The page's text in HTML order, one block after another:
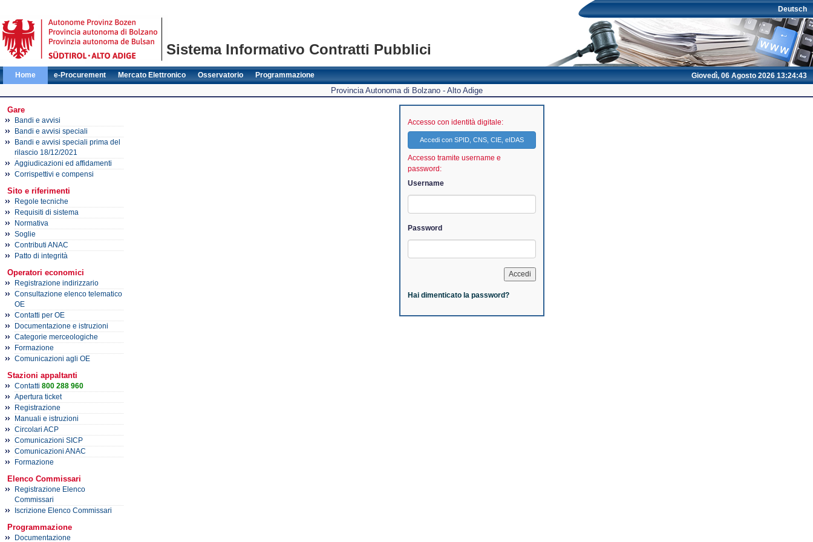
Sistema Informativo Contratti Pubblici
Deutsch
Giovedì, 06 Agosto 2026 13:24:44
Home e-Procurement Mercato Elettronico Osservatorio Programmazione
Provincia Autonoma di Bolzano - Alto Adige
Gare
Bandi e avvisi
Bandi e avvisi speciali
Bandi e avvisi speciali prima del
rilascio 18/12/2021
Aggiudicazioni ed affidamenti
Corrispettivi e compensi
Sito e riferimenti
Regole tecniche
Requisiti di sistema
Normativa
Soglie
Contributi ANAC
Patto di integrità
Operatori economici
Registrazione indirizzario
Consultazione elenco telematico
OE
Contatti per OE
Documentazione e istruzioni
Categorie merceologiche
Formazione
Comunicazioni agli OE
Stazioni appaltanti
Contatti 800 288 960
Apertura ticket
Registrazione
Manuali e istruzioni
Circolari ACP
Comunicazioni SICP
Comunicazioni ANAC
Formazione
Elenco Commissari
Registrazione Elenco
Commissari
Iscrizione Elenco Commissari
Programmazione
Documentazione
Accesso con identità digitale:
Accedi con SPID, CNS, CIE, eIDAS
Accesso tramite username e
password:
Username
Password
Hai dimenticato la password?